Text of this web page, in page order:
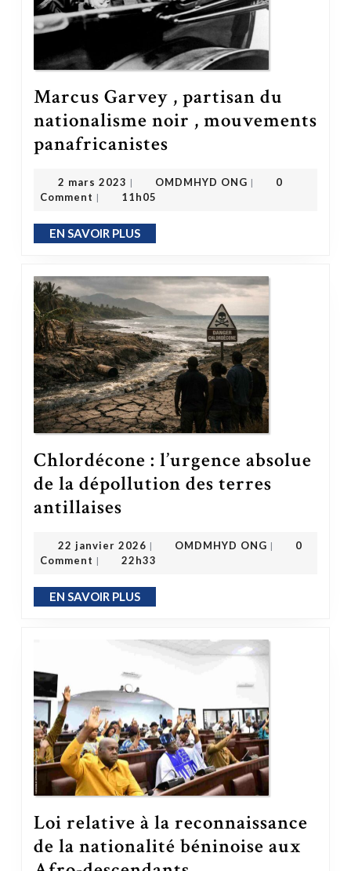
Marcus Garvey , partisan du
nationalisme noir , mouvements
panafricanistes
2 mars 2023 | OMDMHYD ONG |
0
Comment | 11h05
EN SAVOIR PLUSEN SAVOIR PLUS
Chlordécone : l’urgence absolue
de la dépollution des terres
antillaises
22 janvier 2026 | OMDMHYD ONG |
0
Comment | 22h33
EN SAVOIR PLUSEN SAVOIR PLUS
Loi relative à la reconnaissance
de la nationalité béninoise aux